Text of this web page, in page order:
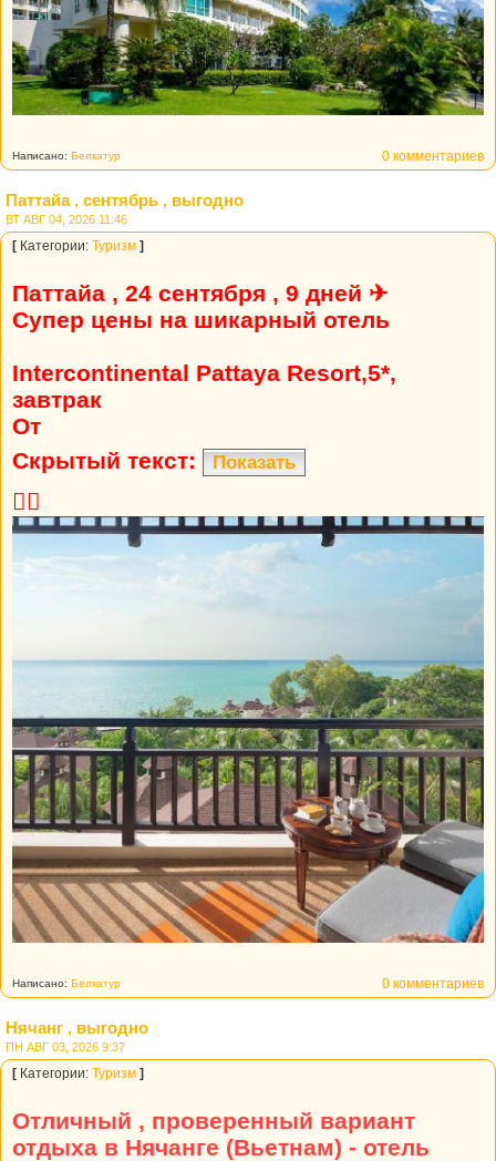
0 комментариев
Написано: Белкатур
Паттайа , сентябрь , выгодно
ВТ АВГ 04, 2026 11:46
[ Категории: Туризм ]
Паттайа , 24 сентября , 9 дней ✈
Супер цены на шикарный отель
Intercontinental Pattaya Resort,5*,
завтрак
От
Скрытый текст:
Показать
👍🏼
0 комментариев
Написано: Белкатур
Нячанг , выгодно
ПН АВГ 03, 2026 9:37
[ Категории: Туризм ]
Отличный , проверенный вариант
отдыха в Нячанге (Вьетнам) - отель